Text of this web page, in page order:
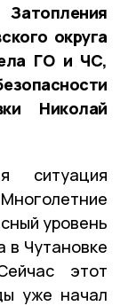
округа
ГО и ЧС,
Николай
ситуация
уровень
в Чутановке
этот
уже начал